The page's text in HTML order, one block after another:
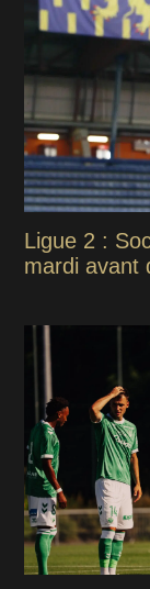
Ligue 2 :
mardi avant